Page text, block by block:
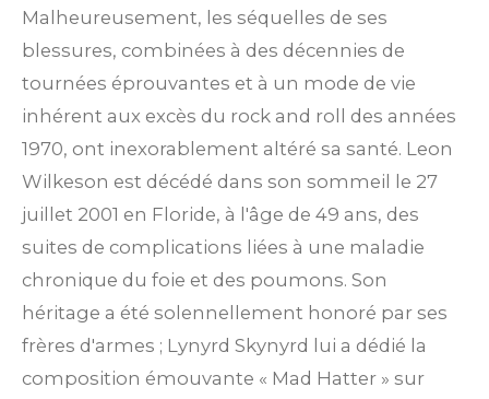
Malheureusement, les séquelles de ses
blessures, combinées à des décennies de
tournées éprouvantes et à un mode de vie
inhérent aux excès du rock and roll des années
1970, ont inexorablement altéré sa santé. Leon
Wilkeson est décédé dans son sommeil le 27
juillet 2001 en Floride, à l'âge de 49 ans, des
suites de complications liées à une maladie
chronique du foie et des poumons. Son
héritage a été solennellement honoré par ses
frères d'armes ; Lynyrd Skynyrd lui a dédié la
composition émouvante « Mad Hatter » sur